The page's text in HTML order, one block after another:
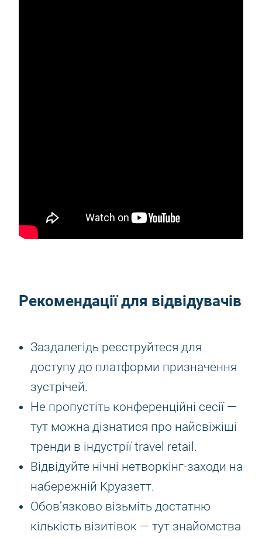
Рекомендації для відвідувачів
Заздалегідь реєструйтеся для
доступу до платформи призначення
зустрічей.
Не пропустіть конференційні сесії —
тут можна дізнатися про найсвіжіші
тренди в індустрії travel retail.
Відвідуйте нічні нетворкінг-заходи на
набережній Круазетт.
Обов’язково візьміть достатню
кількість візитівок — тут знайомства